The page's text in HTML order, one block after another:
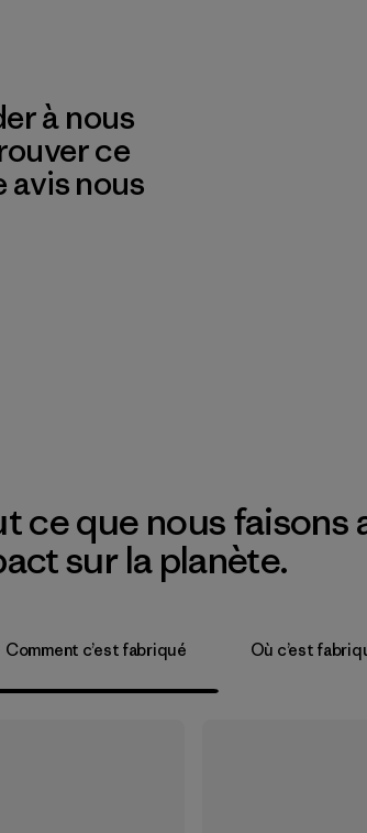
à nous
ce
avis nous
ce que nous faisons
sur la planète.
Comment c’est fabriqué Où c’est